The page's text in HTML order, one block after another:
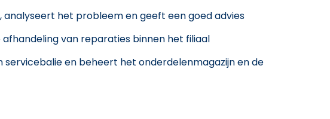
het probleem en geeft een goed advies
van reparaties binnen het filiaal
servicebalie en beheert het onderdelenmagazijn en de